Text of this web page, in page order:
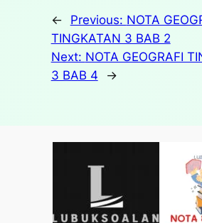
← Previous: NOTA
TINGKATAN 3 BAB 2
Next: NOTA GEOGRAFI
3 BAB 4
→